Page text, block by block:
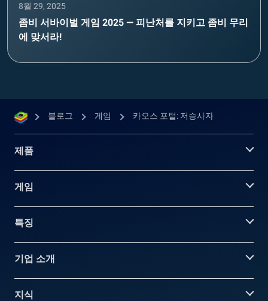
8월 29, 2025
좀비 서바이벌 게임 2025 — 피난처를 지키고 좀비 무리
에 맞서라!
블로그 게임 카오스 포털: 저승사자
제품
게임
특징
기업 소개
지식